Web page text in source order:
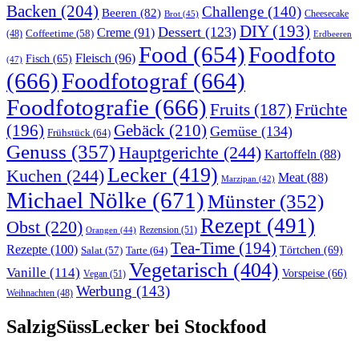
Backen (204) Beeren (82) Brot (45) Challenge (140) Cheesecake
(48) Coffeetime (58) Creme (91) Dessert (123) DIY(193) Erdbeeren
(47) Fisch (65) Fleisch (96) Food (654)Foodfoto
(666)Foodfotograf (664)
Foodfotografie (666) Fruits (187) Früchte
(196) Frühstück (64) Gebäck (210) Gemüse (134)
Genuss (357)Hauptgerichte (244) Kartoffeln (88)
Kuchen (244)Lecker (419) Marzipan (42) Meat (88)
Michael Nölke (671)Münster(352)
Obst (220) Orangen (44) Rezension (51) Rezept (491)
Rezepte (100) Salat (57) Tarte (64) Tea-Time (194) Törtchen (69)
Vanille (114) Vegan (51) Vegetarisch (404) Vorspeise (66)
Weihnachten (48) Werbung (143)
SalzigSüssLecker bei Stockfood